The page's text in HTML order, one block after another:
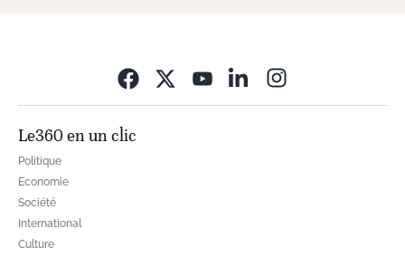
Le360 en un clic
Politique
Economie
Société
International
Culture